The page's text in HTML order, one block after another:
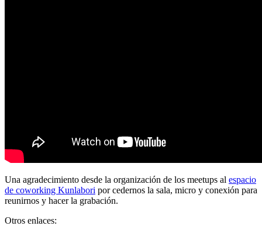
Una agradecimiento desde la organización de los meetups al espacio
de coworking Kunlabori por cedernos la sala, micro y conexión para
reunirnos y hacer la grabación.
Otros enlaces: